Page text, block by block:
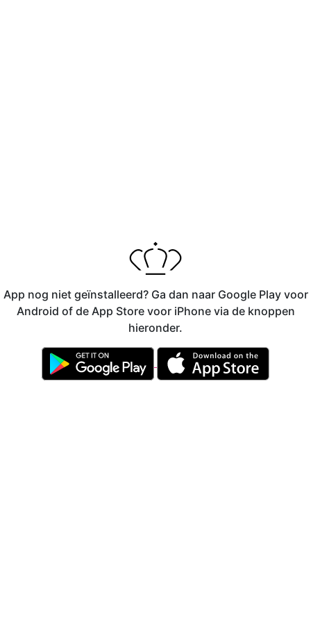
App nog niet geïnstalleerd? Ga dan naar Google Play voor
Android of de App Store voor iPhone via de knoppen
hieronder.